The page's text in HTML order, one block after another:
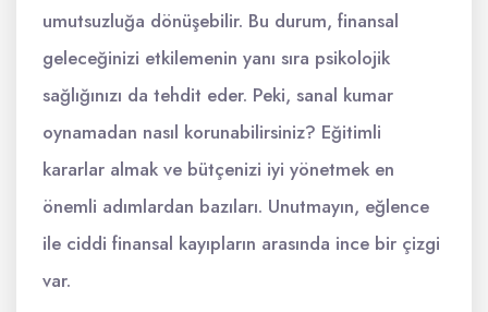
umutsuzluğa dönüşebilir. Bu durum, finansal
geleceğinizi etkilemenin yanı sıra psikolojik
sağlığınızı da tehdit eder. Peki, sanal kumar
oynamadan nasıl korunabilirsiniz? Eğitimli
kararlar almak ve bütçenizi iyi yönetmek en
önemli adımlardan bazıları. Unutmayın, eğlence
ile ciddi finansal kayıpların arasında ince bir çizgi
var.